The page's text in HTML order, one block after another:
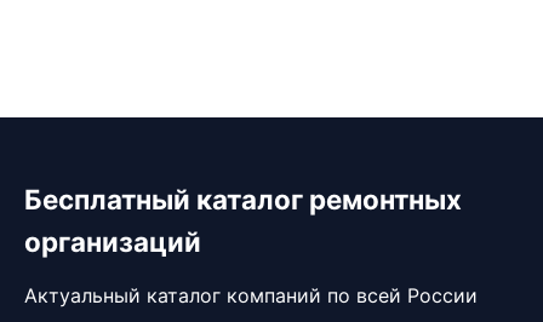
Бесплатный каталог ремонтных
организаций
Актуальный каталог компаний по всей России